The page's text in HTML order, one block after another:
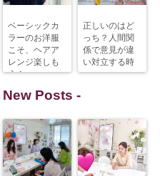
ベーシックカ
ラーのお洋服
こそ、ヘアア
レンジ楽しも
う！
正しいのはど
っち？人間関
係で意見が違
い対立する時
New Posts -